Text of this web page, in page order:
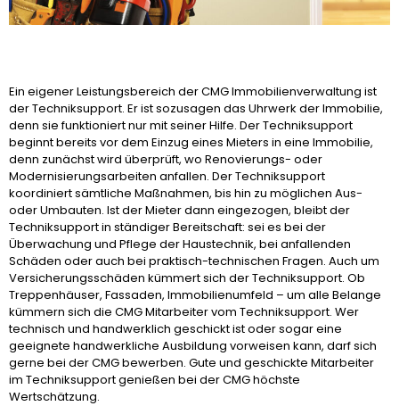
Ein eigener Leistungsbereich der CMG Immobilienverwaltung ist
der Techniksupport. Er ist sozusagen das Uhrwerk der Immobilie,
denn sie funktioniert nur mit seiner Hilfe. Der Techniksupport
beginnt bereits vor dem Einzug eines Mieters in eine Immobilie,
denn zunächst wird überprüft, wo Renovierungs- oder
Modernisierungsarbeiten anfallen. Der Techniksupport
koordiniert sämtliche Maßnahmen, bis hin zu möglichen Aus-
oder Umbauten. Ist der Mieter dann eingezogen, bleibt der
Techniksupport in ständiger Bereitschaft: sei es bei der
Überwachung und Pflege der Haustechnik, bei anfallenden
Schäden oder auch bei praktisch-technischen Fragen. Auch um
Versicherungsschäden kümmert sich der Techniksupport. Ob
Treppenhäuser, Fassaden, Immobilienumfeld – um alle Belange
kümmern sich die CMG Mitarbeiter vom Techniksupport. Wer
technisch und handwerklich geschickt ist oder sogar eine
geeignete handwerkliche Ausbildung vorweisen kann, darf sich
gerne bei der CMG bewerben. Gute und geschickte Mitarbeiter
im Techniksupport genießen bei der CMG höchste
Wertschätzung.